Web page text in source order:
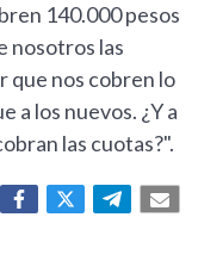
140.000 pesos
nosotros las
que nos cobren lo
a los nuevos. ¿Y a
las cuotas?".